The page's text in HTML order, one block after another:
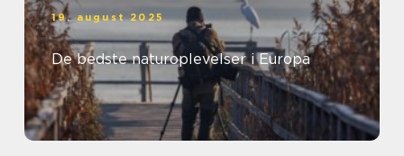
19. august 2025
De bedste naturoplevelser i Europa